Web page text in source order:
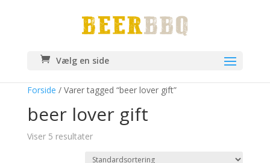
Vælg en side
Forside / Varer tagged “beer lover gift”
beer lover gift
Viser 5 resultater